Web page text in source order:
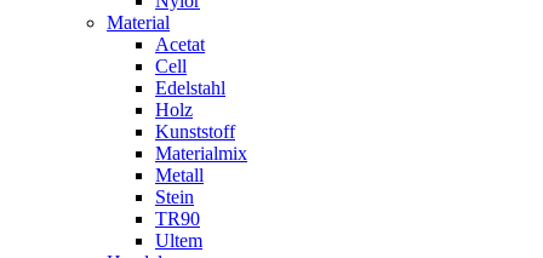
Material
Acetat
Cell
Edelstahl
Holz
Kunststoff
Materialmix
Metall
Stein
TR90
Ultem